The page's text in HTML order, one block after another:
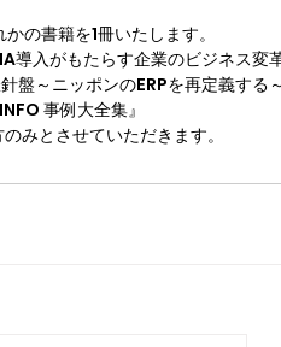
の書籍を1冊いたします。
導入がもたらす企業のビジネス変革
盤～ニッポンのERPを再定義する～
事例大全集』
みとさせていただきます。